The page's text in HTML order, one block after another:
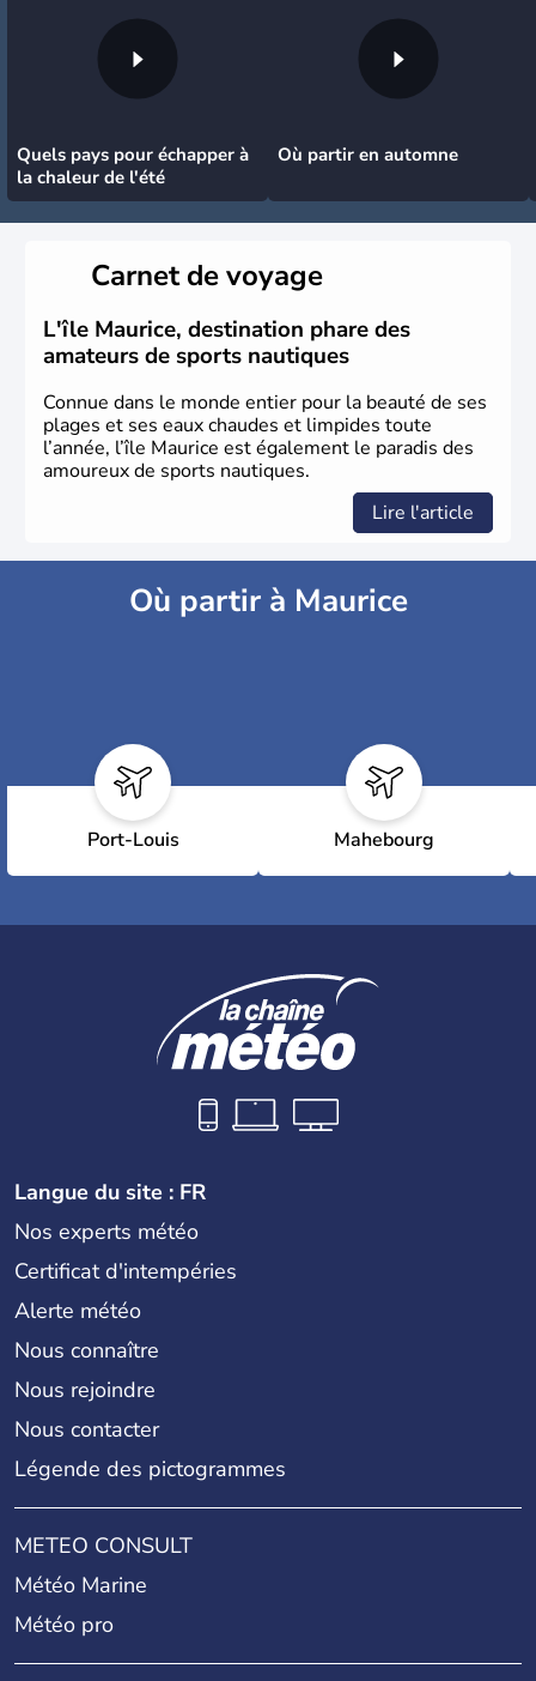
Quels pays pour échapper à
la chaleur de l'été
Où partir en automne
Carnet de voyage
L'île Maurice, destination phare des
amateurs de sports nautiques
Connue dans le monde entier pour la beauté de ses
plages et ses eaux chaudes et limpides toute
l’année, l’île Maurice est également le paradis des
amoureux de sports nautiques.
Lire l'article
Où partir à Maurice
Port-Louis Mahebourg
Langue du site : FR
Nos experts météo
Certificat d'intempéries
Alerte météo
Nous connaître
Nous rejoindre
Nous contacter
Légende des pictogrammes
METEO CONSULT
Météo Marine
Météo pro